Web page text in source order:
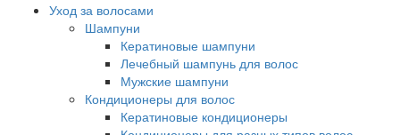
Уход за волосами
Шампуни
Кератиновые шампуни
Лечебный шампунь для волос
Мужские шампуни
Кондиционеры для волос
Кератиновые кондиционеры